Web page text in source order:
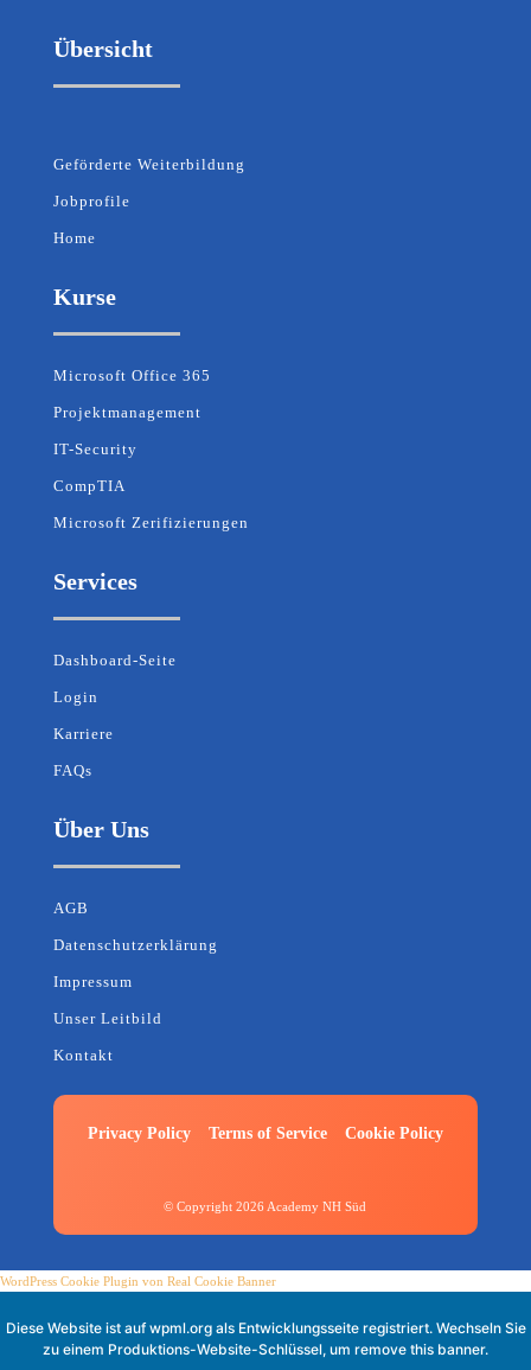
Übersicht
Geförderte Weiterbildung
Jobprofile
Home
Kurse
Microsoft Office 365
Projektmanagement
IT-Security
CompTIA
Microsoft Zerifizierungen
Services
Dashboard-Seite
Login
Karriere
FAQs
Über Uns
AGB
Datenschutzerklärung
Impressum
Unser Leitbild
Kontakt
Privacy Policy Terms of Service Cookie Policy
© Copyright 2026 Academy NH Süd
WordPress Cookie Plugin von Real Cookie Banner
Diese Website ist aufwpml.orgals Entwicklungsseite registriert. Wechseln Sie
zu einem Produktions-Website-Schlüssel, um remove this banner.